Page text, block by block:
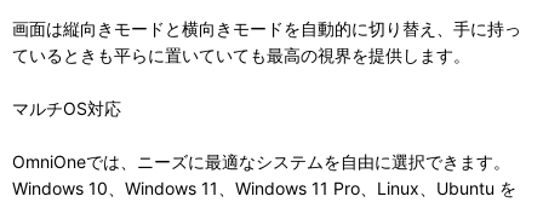
画面は縦向きモードと横向きモードを自動的に切り替え、手に持っ
ているときも平らに置いていても最高の視界を提供します。
マルチOS対応
OmniOneでは、ニーズに最適なシステムを自由に選択できます。
Windows 10、Windows 11、Windows 11 Pro、Linux、Ubuntu を